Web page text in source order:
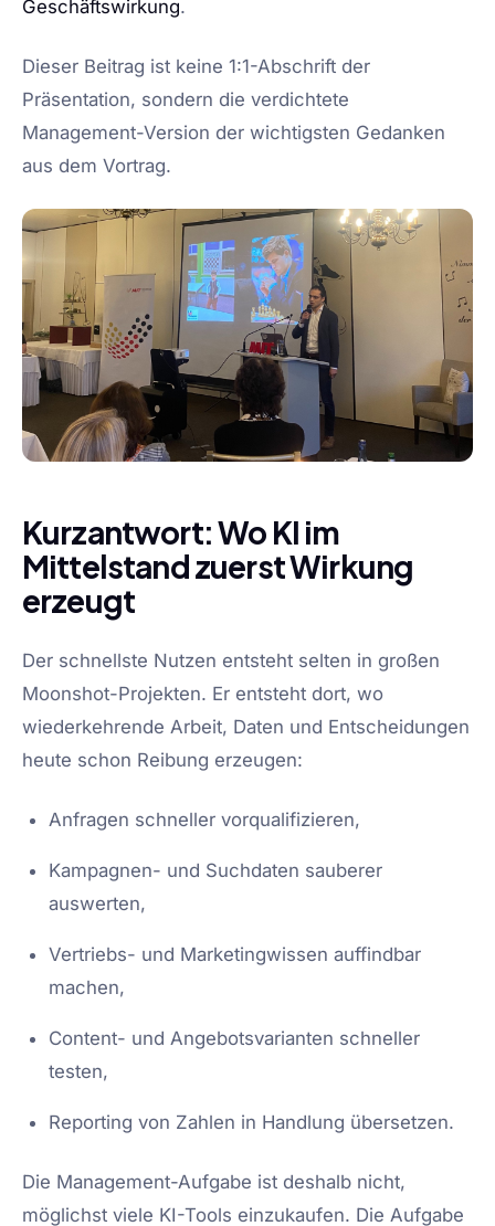
Geschäftswirkung.
Dieser Beitrag ist keine 1:1-Abschrift der
Präsentation, sondern die verdichtete
Management-Version der wichtigsten Gedanken
aus dem Vortrag.
Kurzantwort: Wo KI im
Mittelstand zuerst Wirkung
erzeugt
Der schnellste Nutzen entsteht selten in großen
Moonshot-Projekten. Er entsteht dort, wo
wiederkehrende Arbeit, Daten und Entscheidungen
heute schon Reibung erzeugen:
Anfragen schneller vorqualifizieren,
Kampagnen- und Suchdaten sauberer
auswerten,
Vertriebs- und Marketingwissen auffindbar
machen,
Content- und Angebotsvarianten schneller
testen,
Reporting von Zahlen in Handlung übersetzen.
Die Management-Aufgabe ist deshalb nicht,
möglichst viele KI-Tools einzukaufen. Die Aufgabe